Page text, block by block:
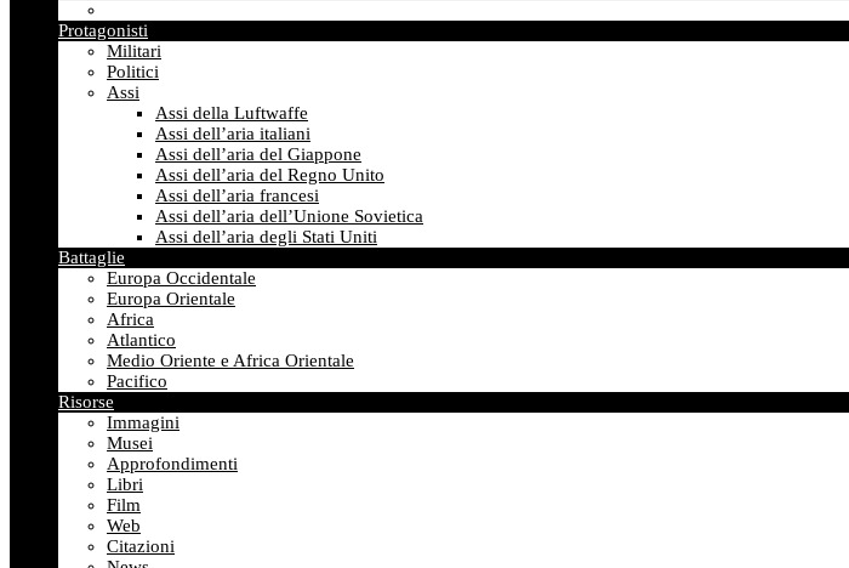
Protagonisti
Militari
Politici
Assi
Assi della Luftwaffe
Assi dell’aria italiani
Assi dell’aria del Giappone
Assi dell’aria del Regno Unito
Assi dell’aria francesi
Assi dell’aria dell’Unione Sovietica
Assi dell’aria degli Stati Uniti
Battaglie
Europa Occidentale
Europa Orientale
Africa
Atlantico
Medio Oriente e Africa Orientale
Pacifico
Risorse
Immagini
Musei
Approfondimenti
Libri
Film
Web
Citazioni